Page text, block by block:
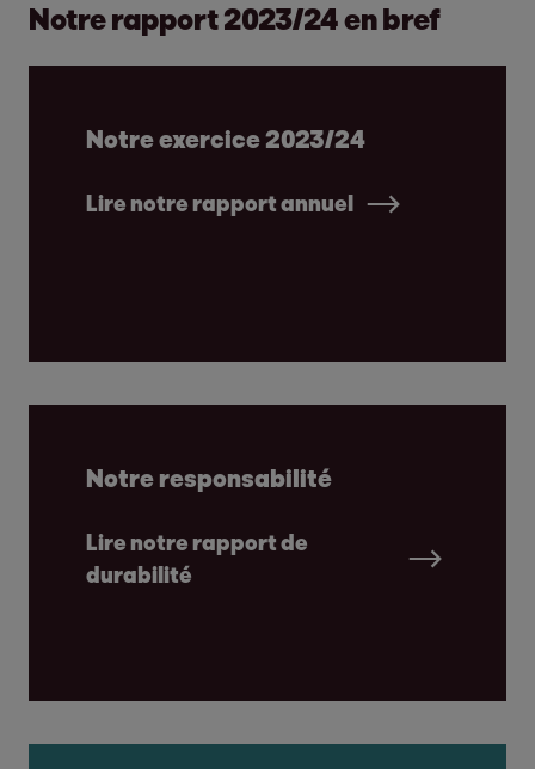
Notre rapport 2023/24 en bref
Notre exercice 2023/24
Lire notre rapport annuel
Notre responsabilité
Lire notre rapport de
durabilité